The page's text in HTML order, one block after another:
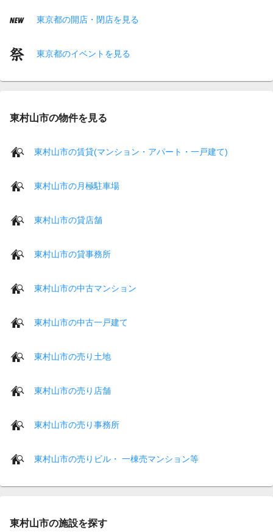
東京都の開店・閉店を見る
東京都のイベントを見る
東村山市の物件を見る
東村山市の賃貸(マンション・アパート・一戸建て)
東村山市の月極駐車場
東村山市の貸店舗
東村山市の貸事務所
東村山市の中古マンション
東村山市の中古一戸建て
東村山市の売り土地
東村山市の売り店舗
東村山市の売り事務所
東村山市の売りビル・ 一棟売マンション等
東村山市の施設を探す